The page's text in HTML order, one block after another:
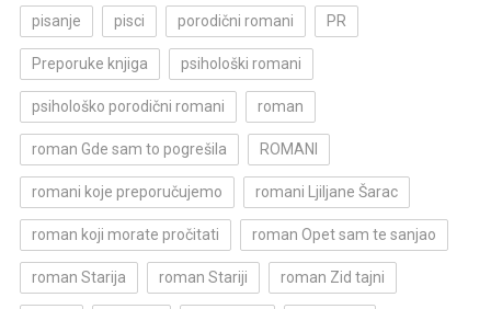
pisanje pisci porodični romani PR
Preporuke knjiga psihološki romani
psihološko porodični romani roman
roman Gde sam to pogrešila ROMANI
romani koje preporučujemo romani Ljiljane Šarac
roman koji morate pročitati roman Opet sam te sanjao
roman Starija roman Stariji roman Zid tajni